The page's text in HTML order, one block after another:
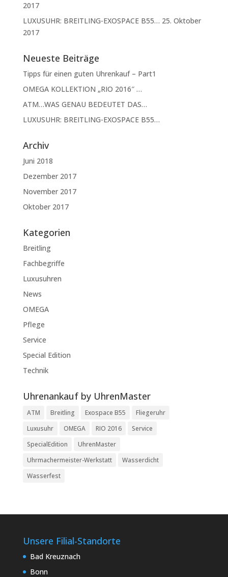
2017
LUXUSUHR: BREITLING-EXOSPACE B55… 25. Oktober
2017
Neueste Beiträge
Tipps für einen guten Uhrenkauf – Part1
OMEGA KOLLEKTION „RIO 2016″ …
ATM…WAS GENAU BEDEUTET DAS…
LUXUSUHR: BREITLING-EXOSPACE B55…
Archiv
Juni 2018
Dezember 2017
November 2017
Oktober 2017
Kategorien
Breitling
Fachbegriffe
Luxusuhren
News
OMEGA
Pflege
Service
Special Edition
Technik
Uhrenankauf by UhrenMaster
ATM Breitling Exospace B55
Fliegeruhr
Luxusuhr
OMEGA RIO 2016
Service
SpecialEdition
UhrenMaster
Uhrmachermeister-Werkstatt
Wasserdicht
Wasserfest
Unsere Filial-Standorte
Bad Kreuznach
Bonn